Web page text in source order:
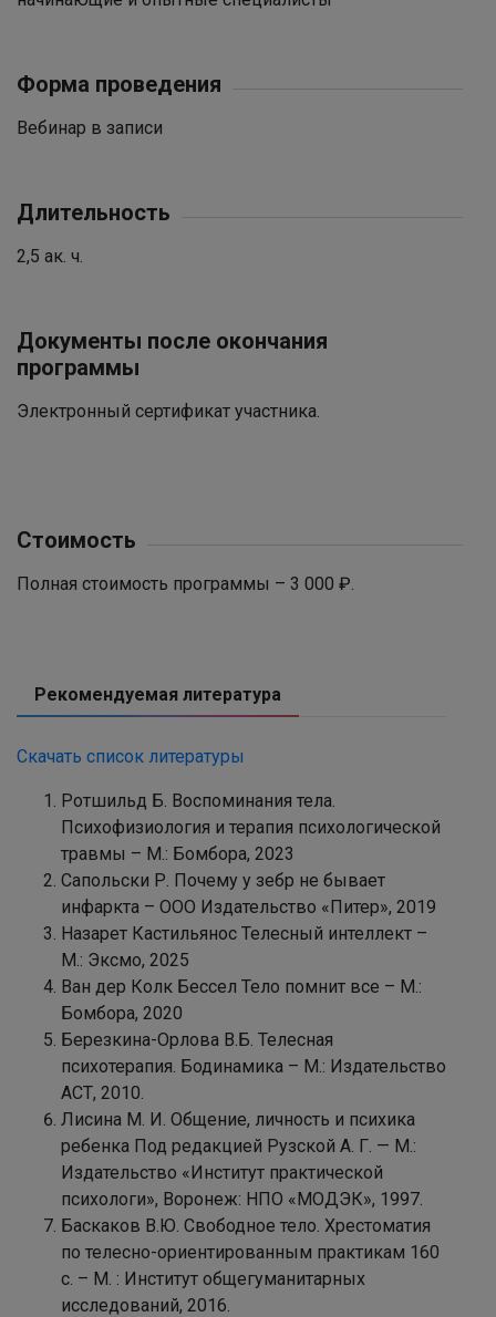
Форма проведения
Вебинар в записи
Длительность
2,5 ак. ч.
Документы после окончания
программы
Электронный сертификат участника.
Стоимость
Полная стоимость программы – 3 000 ₽.
Рекомендуемая литература
Скачать список литературы
Ротшильд Б. Воспоминания тела.
Психофизиология и терапия психологической
травмы – М.: Бомбора, 2023
Сапольски Р. Почему у зебр не бывает
инфаркта – ООО Издательство «Питер», 2019
Назарет Кастильянос Телесный интеллект –
М.: Эксмо, 2025
Ван дер Колк Бессел Тело помнит все – М.:
Бомбора, 2020
Березкина-Орлова В.Б. Телесная
психотерапия. Бодинамика – М.: Издательство
АСТ, 2010.
Лисина М. И. Общение, личность и психика
ребенка Под редакцией Рузской А. Г. — М.:
Издательство «Институт практической
психологи», Воронеж: НПО «МОДЭК», 1997.
Баскаков В.Ю. Свободное тело. Хрестоматия
по телесно-ориентированным практикам 160
с. – М. : Инcтитут общегуманитарных
исследований, 2016.